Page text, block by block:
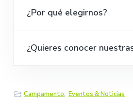
¿Por qué elegirnos?
¿Quieres conocer
Campamento, Eventos & Noticias